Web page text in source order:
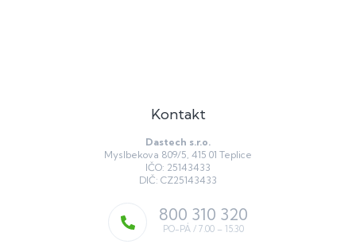
Kontakt
Dastech s.r.o.
Myslbekova 809/5, 415 01 Teplice
IČO: 25143433
DIČ: CZ25143433
800 310 320